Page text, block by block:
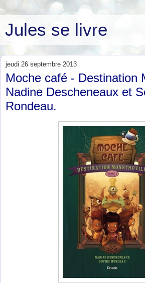
Jules se livre
jeudi 26 septembre 2013
Moche café - Destination
Nadine Descheneaux et
Rondeau.